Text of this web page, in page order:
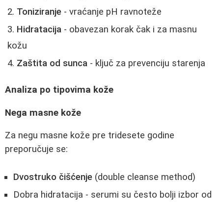
Toniziranje - vraćanje pH ravnoteže
Hidratacija - obavezan korak čak i za masnu
kožu
Zaštita od sunca - ključ za prevenciju starenja
Analiza po tipovima kože
Nega masne kože
Za negu masne kože pre tridesete godine
preporučuje se:
Dvostruko čišćenje (double cleanse method)
Dobra hidratacija - serumi su često bolji izbor od